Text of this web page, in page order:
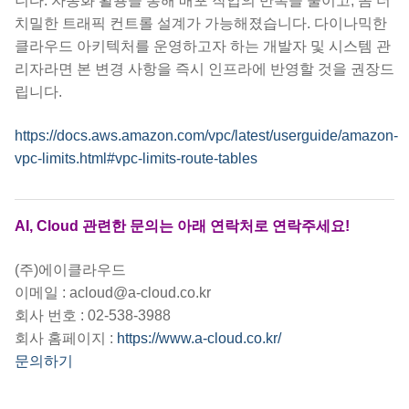
치밀한 트래픽 컨트롤 설계가 가능해졌습니다. 다이나믹한
클라우드 아키텍처를 운영하고자 하는 개발자 및 시스템 관
리자라면 본 변경 사항을 즉시 인프라에 반영할 것을 권장드
립니다.
https://docs.aws.amazon.com/vpc/latest/userguide/amazon-
vpc-limits.html#vpc-limits-route-tables
AI, Cloud 관련한 문의는 아래 연락처로 연락주세요!
(주)에이클라우드
이메일 : acloud@a-cloud.co.kr
회사 번호 : 02-538-3988
회사 홈페이지 : https://www.a-cloud.co.kr/
문의하기